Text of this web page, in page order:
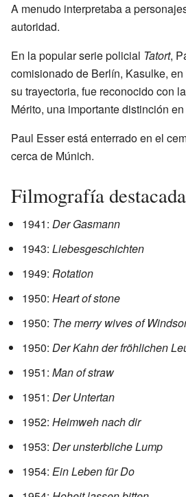
A menudo interpretaba a
autoridad.
En la popular serie policial Tatort,
comisionado de Berlín, Kasulke,
su trayectoria, fue reconocido con
Mérito, una importante distinción
Paul Esser está enterrado en el
cerca de Múnich.
Filmografía destacada
1941: Der Gasmann
1943: Liebesgeschichten
1949: Rotation
1950: Heart of stone
1950: The merry wives of
1950: Der Kahn der fröhlichen
1951: Man of straw
1951: Der Untertan
1952: Heimweh nach dir
1953: Der unsterbliche Lump
1954: Ein Leben für Do